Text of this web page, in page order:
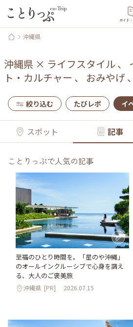
ガイド
沖縄県
沖縄県 × ライフスタイル、
ト・カルチャー 、 おみやげ 、
絞り込む たびレポ イ
スポット 記事
ことりっぷで人気の記事
至福のひとり時間を。「星のや沖縄」
のオールインクルーシブで心身を調え
る、大人のご褒美旅
沖縄県 [PR] 2026.07.15